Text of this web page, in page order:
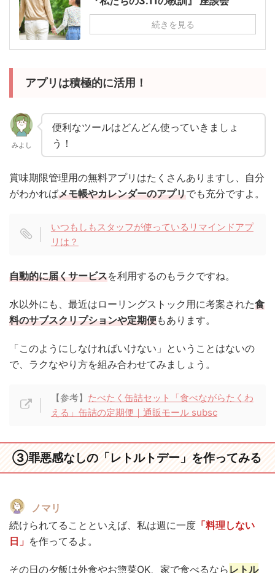
続きを見る
アプリは積極的に活用！
みよし
便利なツールはどんどん使っていきましょ
う！
賞味期限管理用の無料アプリはたくさんありますし、自分
がわかればメモ帳やカレンダーのアプリでも充分ですよ。
いつもしもスタッフが使っているリマインドアプ
リは？
自動的に届くサービスを利用するのもラクですね。
水以外にも、最近はローリングストック用に考案された食
料のサブスクリプションや定期便もあります。
「このようにしなければいけない」ということはないの
で、ラクなやり方を組み合わせてみましょう。
【参考】 たべたく缶詰セット「食べながらたくわ
える」缶詰の定期便｜通販モール subsc
③罪悪感なしの「レトルトデー」を作ってみる
ノマリ
続けられてることといえば、私は週に一度 「料理しない
日」 を作ってるよ。
その日の夕飯は外食やお惣菜OK、家で食べるなら レトル